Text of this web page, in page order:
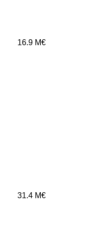
16.9 M€
31.4 M€